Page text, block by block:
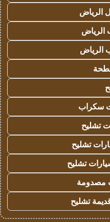
سكراب
تشليح
تشليح
تشليح
مصدومة
تشليح